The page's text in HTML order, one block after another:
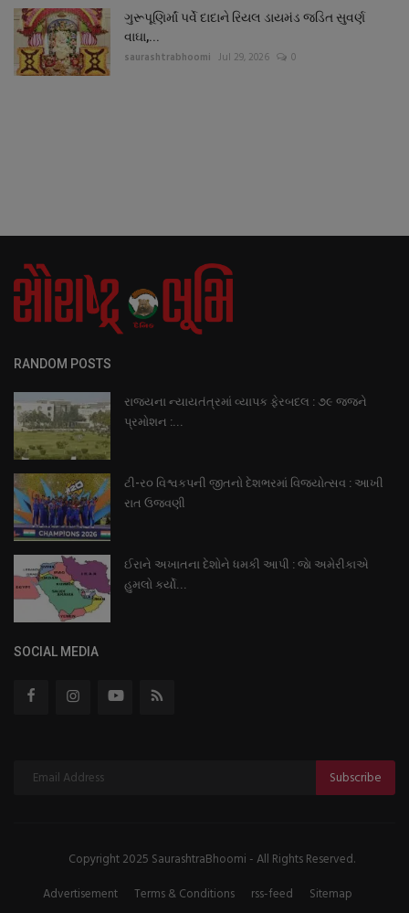
ગુરૂપૂણિર્માં પર્વે દાદાને રિયલ ડાયમંડ જડિત સુવર્ણ
વાઘા,...
saurashtrabhoomi Jul 29, 2026 0
RANDOM POSTS
રાજયના ન્યાયતંત્રમાં વ્યાપક ફેરબદલ : ૭૯ જજને
પ્રમોશન :...
ટી-ર૦ વિશ્વકપની જીતનો દેશભરમાં વિજયોત્સવ : આખી
રાત ઉજવણી
ઈરાને અખાતના દેશોને ધમકી આપી : જાે અમેરીકાએ
હુમલો કર્યો...
SOCIAL MEDIA
Subscribe
Copyright 2025 SaurashtraBhoomi - All Rights Reserved.
Advertisement
Terms & Conditions rss-feed Sitemap